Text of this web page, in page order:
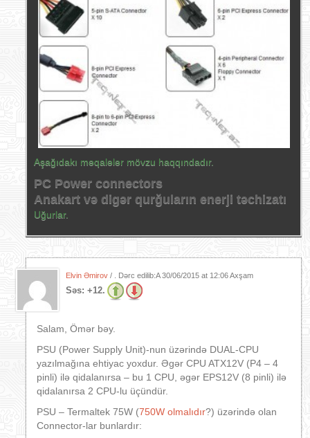
Aşağıdakı məqalələr mövzu haqqındadır.
PC Power connectors
Anakart və digər qurğuların enerji təchizatı
Uğurlar.
Elvin Əmirov / . Dərc edilib:A30/06/2015 at 12:06 Axşam
Səs: +12.
Salam, Ömər bəy.
PSU (Power Supply Unit)-nun üzərində DUAL-CPU
yazılmağına ehtiyac yoxdur. Əgər CPU ATX12V (P4 – 4
pinli) ilə qidalanırsa – bu 1 CPU, əgər EPS12V (8 pinli) ilə
qidalanırsa 2 CPU-lu üçündür.
PSU – Termaltek 75W (750W olmalıdır?) üzərində olan
Connector-lar bunlardır: